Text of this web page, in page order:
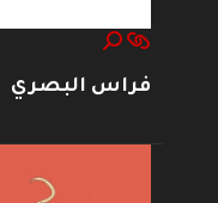
فراس البصري